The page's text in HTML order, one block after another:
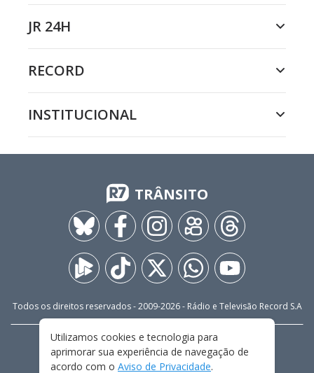
JR 24H
RECORD
INSTITUCIONAL
TRÂNSITO
Todos os direitos reservados - 2009-2026- Rádio e Televisão Record S.A
FALE CONOSCO
PRIVACIDADE
TERMOS E CONDIÇÕES DE USO
Utilizamos cookies e tecnologia para
aprimorar sua experiência de navegação de
acordo com o Aviso de Privacidade.